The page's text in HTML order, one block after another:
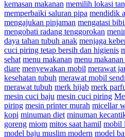
kemasan makanan memilih lokasi
memperbaiki saluran pipa mendidik
mengajukan pinjaman mengatasi
mengobati radang tenggorokan
daya tahan tubuh anak menjaga
cuci piring tetap bersih dan higienis
sehat menu makanan menu
diare menyewakan mobil merawat
kesehatan tubuh merawat mobil
merawat tubuh merk hijab merk
mesin cuci baju mesin cuci piring
piring mesin printer murah micellar
kopi minuman diet minuman
goreng miom mitos saat hamil mobil
model baju muslim modern model